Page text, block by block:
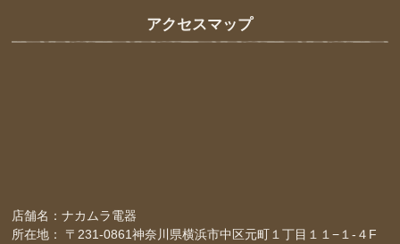
アクセスマップ
店舗名：ナカムラ電器
所在地： 〒231-0861神奈川県横浜市中区元町１丁目１１−１-４F